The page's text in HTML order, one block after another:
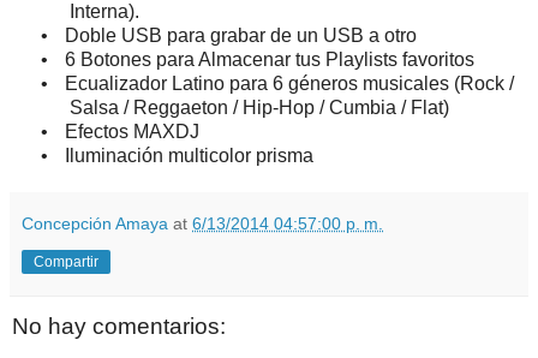
Interna).
•
Doble USB para grabar de un USB a otro
•
6 Botones para Almacenar tus Playlists favoritos
•
Ecualizador Latino para 6 géneros musicales (Rock /
Salsa / Reggaeton / Hip-Hop / Cumbia / Flat)
•
Efectos MAXDJ
•
Iluminación multicolor prisma
Concepción Amaya at 6/13/2014 04:57:00 p. m.
Compartir
No hay comentarios: